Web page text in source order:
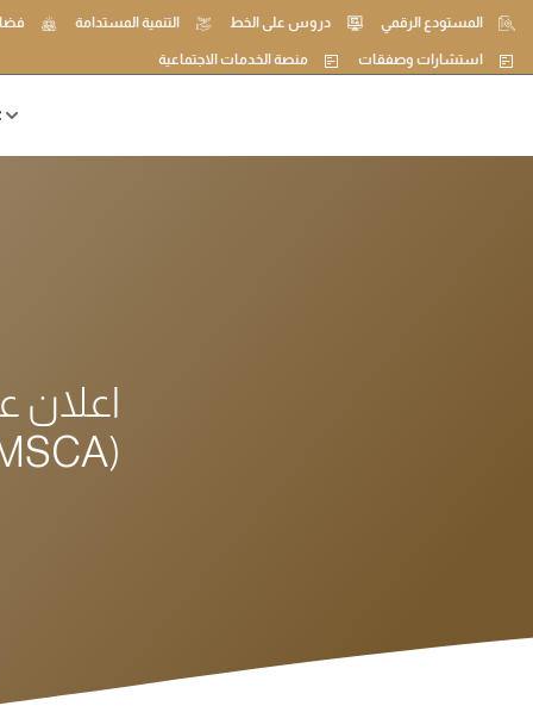
المستودع الرقمي دروس على الخط التنمية المستدامة
استشارات وصفقات منصة الخدمات الاجتماعية